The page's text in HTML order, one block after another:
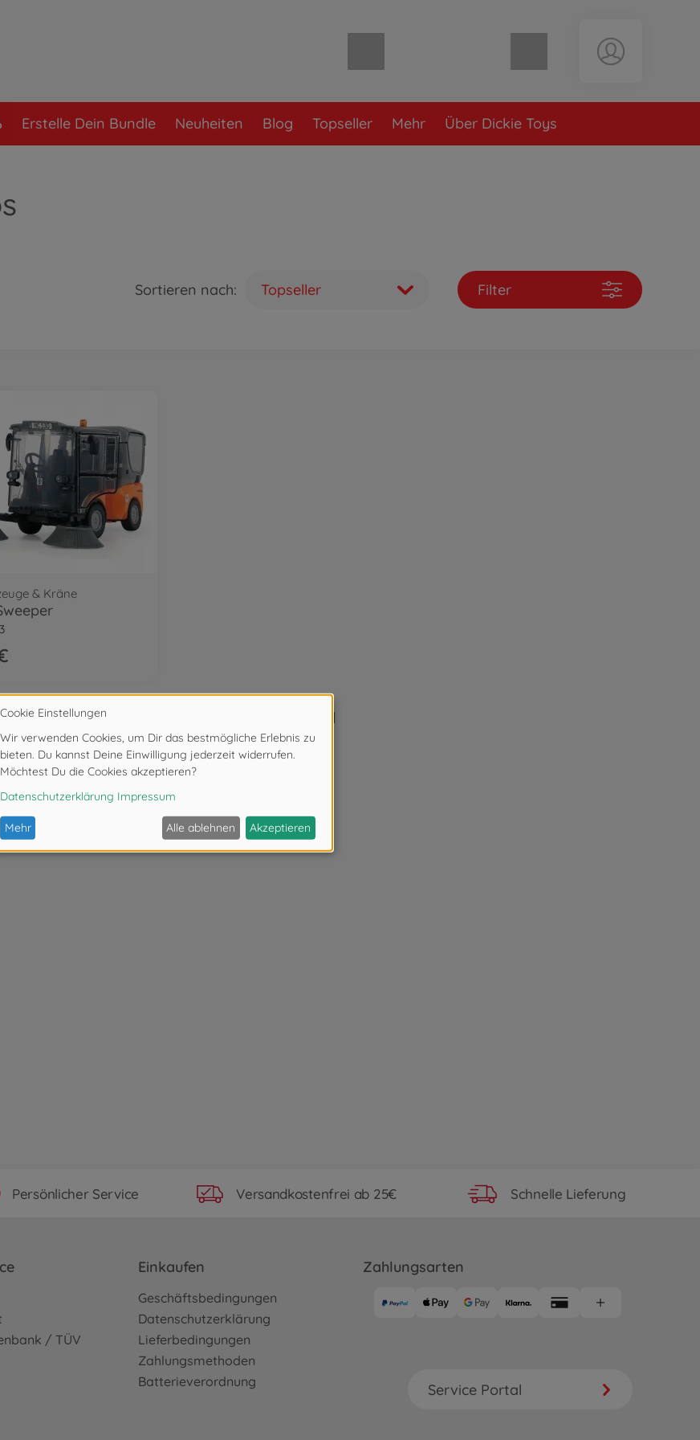
Warenkorb leer
Erstelle Dein Bundle Neuheiten Blog Topseller Mehr Über Dickie Toys
Sortieren nach: Topseller Filter
& Kräne
Artikel
Persönlicher Service Versandkostenfrei ab 25€ Schnelle Lieferung
/ TÜV
Einkaufen
Geschäftsbedingungen
Datenschutzerklärung
Lieferbedingungen
Zahlungsmethoden
Batterieverordnung
Zahlungsarten
Service Portal